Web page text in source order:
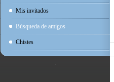
Mis invitados
Búsqueda de amigos
Chistes